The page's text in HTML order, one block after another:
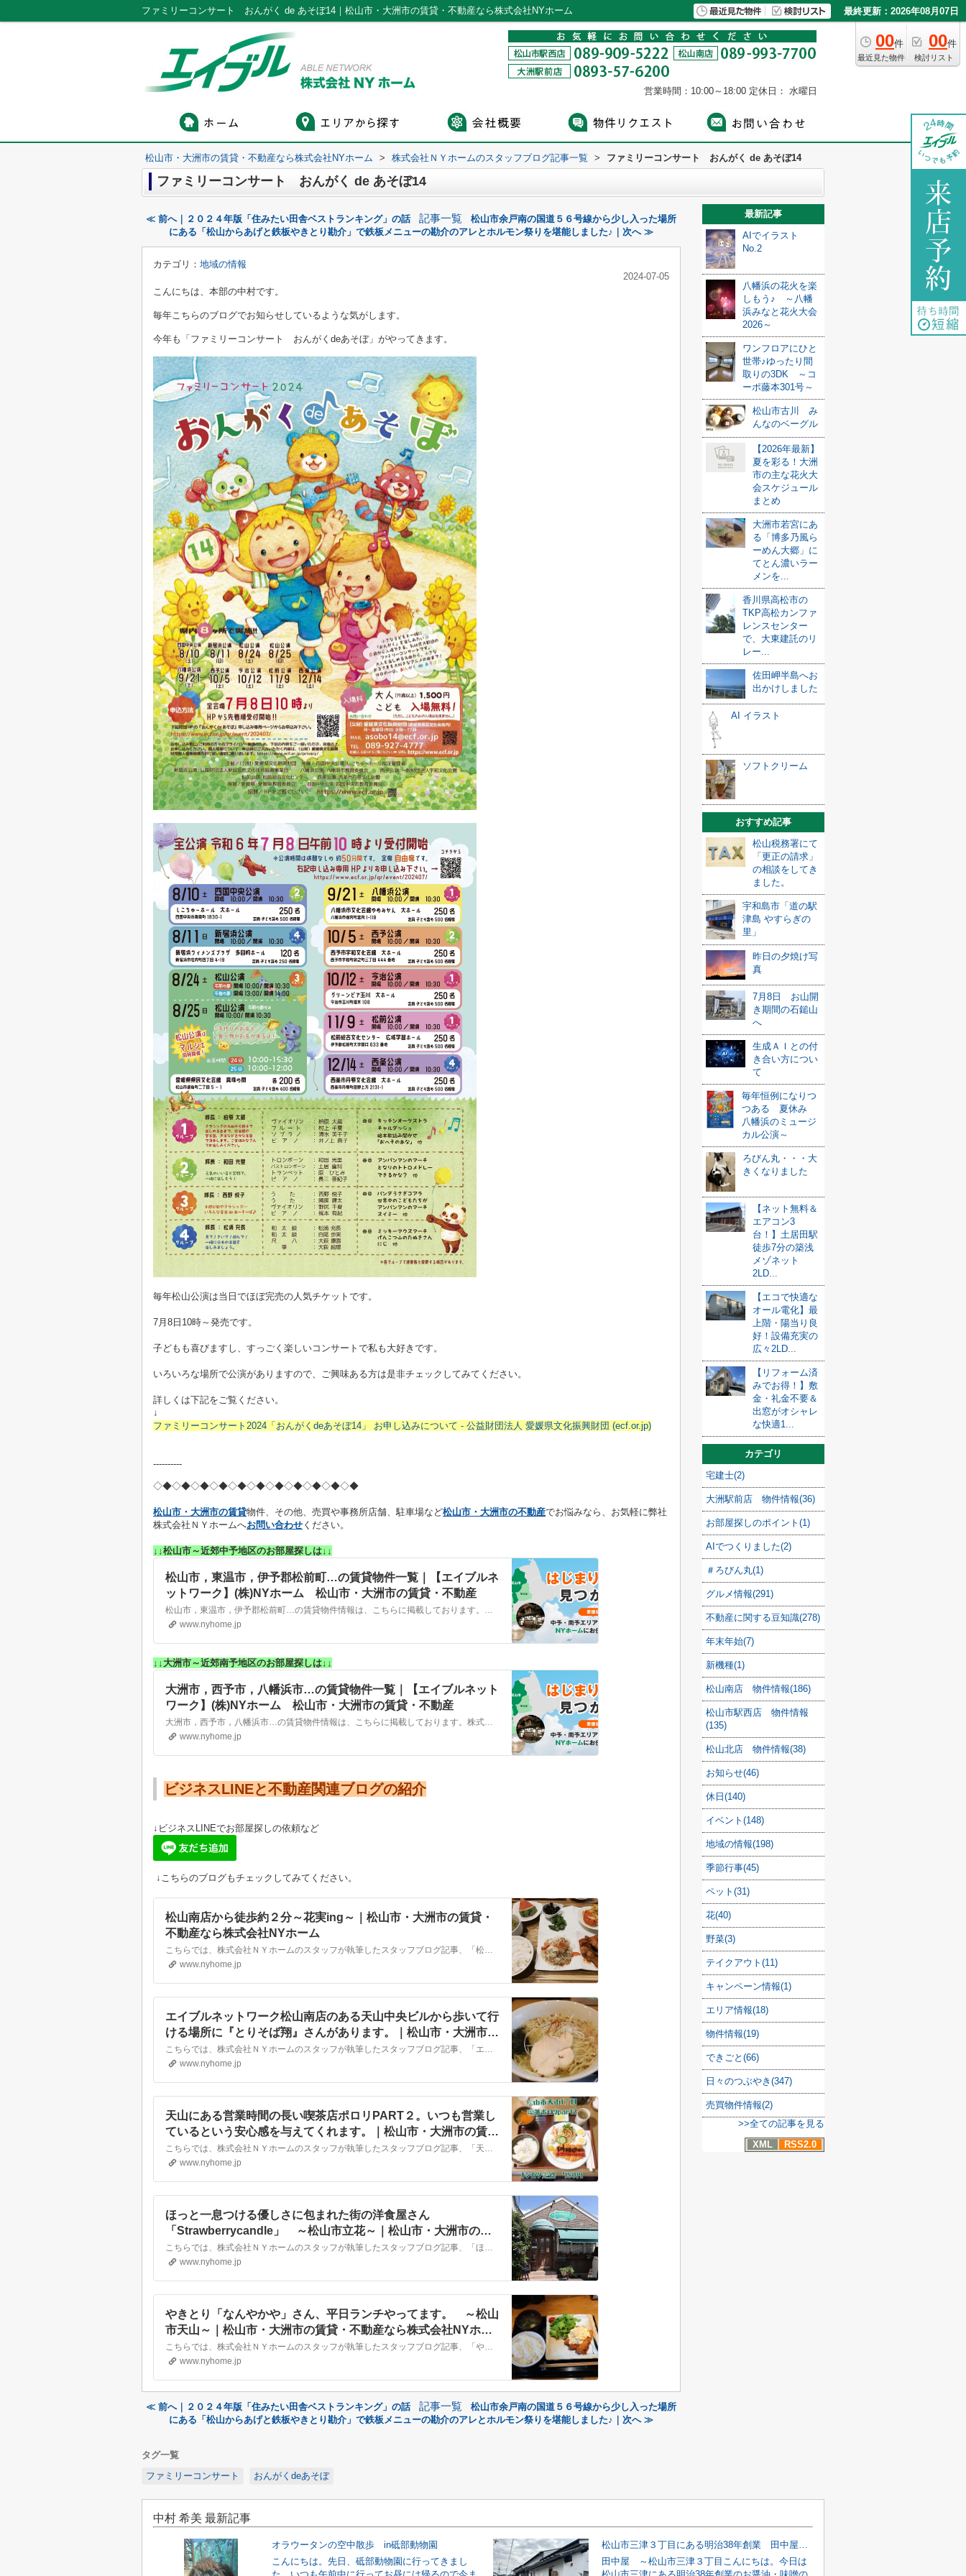
ファミリーコンサート おんがく de あそぼ14｜松山市・大洲市の賃貸・不動産なら株式会社NYホーム 最終更新：2026年08月07日
00件
最近見た物件
00件
検討リスト
営業時間：10:00～18:00 定休日： 水曜日
松山市・大洲市の賃貸・不動産なら株式会社NYホーム > 株式会社ＮＹホームのスタッフブログ記事一覧 > ファミリーコンサート おんがく de あそぼ14
ファミリーコンサート おんがく de あそぼ14
≪ 前へ｜２０２４年版「住みたい田舎ベストランキング」の話 記事一覧
松山市余戸南の国道５６号線から少し入った場所
にある「松山からあげと鉄板やきとり勘介」で鉄板メニューの勘介のアレとホルモン祭りを堪能しました♪｜次へ ≫
カテゴリ： 地域の情報
2024-07-05
こんにちは、本部の中村です。
毎年こちらのブログでお知らせしているような気がします。
今年も「ファミリーコンサート おんがくdeあそぼ」がやってきます。
毎年松山公演は当日でほぼ完売の人気チケットです。
7月8日10時～発売です。
子どもも喜びますし、すっごく楽しいコンサートで私も大好きです。
いろいろな場所で公演がありますので、ご興味ある方は是非チェックしてみてください。
詳しくは下記をご覧ください。
↓
ファミリーコンサート2024「おんがくdeあそぼ14」 お申し込みについて - 公益財団法人 愛媛県文化振興財団 (ecf.or.jp)
----------
◇◆◇◆◇◆◇◆◇◆◇◆◇◆◇◆◇◆◇◆◇◆
松山市・大洲市の賃貸物件、その他、売買や事務所店舗、駐車場など松山市・大洲市の不動産でお悩みなら、お気軽に弊社
株式会社ＮＹホームへお問い合わせ ください。
↓↓松山市～近郊中予地区のお部屋探しは↓↓
松山市，東温市，伊予郡松前町…の賃貸物件一覧｜【エイブルネ
ットワーク】(株)NYホーム 松山市・大洲市の賃貸・不動産
www.nyhome.jp
↓↓大洲市～近郊南予地区のお部屋探しは↓↓
大洲市，西予市，八幡浜市…の賃貸物件一覧｜【エイブルネット
ワーク】(株)NYホーム 松山市・大洲市の賃貸・不動産
www.nyhome.jp
ビジネスLINEと不動産関連ブログの紹介
↓ビジネスLINEでお部屋探しの依頼など
↓こちらのブログもチェックしてみてください。
松山南店から徒歩約２分～花実ing～｜松山市・大洲市の賃貸・
不動産なら株式会社NYホーム
www.nyhome.jp
エイブルネットワーク松山南店のある天山中央ビルから歩いて行
ける場所に『とりそば翔』さんがあります。｜松山市・大洲市の
賃貸・不動産なら株式会社NYホーム
www.nyhome.jp
天山にある営業時間の長い喫茶店ポロリPART２。いつも営業し
ているという安心感を与えてくれます。｜松山市・大洲市の賃
貸・不動産なら株式会社NYホーム
www.nyhome.jp
ほっと一息つける優しさに包まれた街の洋食屋さん
「Strawberrycandle」 ～松山市立花～｜松山市・大洲市の賃
貸・不動産なら株式会社NYホーム
www.nyhome.jp
やきとり「なんやかや」さん、平日ランチやってます。 ～松山
市天山～｜松山市・大洲市の賃貸・不動産なら株式会社NYホー
ム
www.nyhome.jp
≪ 前へ｜２０２４年版「住みたい田舎ベストランキング」の話 記事一覧
松山市余戸南の国道５６号線から少し入った場所
にある「松山からあげと鉄板やきとり勘介」で鉄板メニューの勘介のアレとホルモン祭りを堪能しました♪｜次へ ≫
タグ一覧
ファミリーコンサート
おんがくdeあそぼ
最新記事
AIでイラスト
No.2
八幡浜の花火を楽
しもう♪ ～八幡
浜みなと花火大会
2026～
ワンフロアにひと
世帯♪ゆったり間
取りの3DK ～コ
ーポ藤本301号～
松山市古川 み
んなのベーグル
【2026年最新】
夏を彩る！大洲
市の主な花火大
会スケジュール
まとめ
大洲市若宮にあ
る「博多乃風ら
ーめん大郷」に
てとん濃いラー
メンを...
香川県高松市の
TKP高松カンファ
レンスセンター
で、大東建託のリ
レー...
佐田岬半島へお
出かけしました
AI イラスト
ソフトクリーム
おすすめ記事
松山税務署にて
「更正の請求」
の相談をしてき
ました。
宇和島市「道の駅
津島 やすらぎの
里」
昨日の夕焼け写
真
7月8日 お山開
き期間の石鎚山
へ
生成ＡＩとの付
き合い方につい
て
毎年恒例になりつ
つある 夏休み
八幡浜のミュージ
カル公演～
ろびん丸・・・大
きくなりました
【ネット無料＆
エアコン3
台！】土居田駅
徒歩7分の築浅
メゾネット
2LD...
【エコで快適な
オール電化】最
上階・陽当り良
好！設備充実の
広々2LD...
【リフォーム済
みでお得！】敷
金・礼金不要＆
出窓がオシャレ
な快適1...
カテゴリ
宅建士(2)
大洲駅前店 物件情報(36)
お部屋探しのポイント(1)
AIでつくりました(2)
＃ろびん丸(1)
グルメ情報(291)
不動産に関する豆知識(278)
年末年始(7)
新機種(1)
松山南店 物件情報(186)
松山市駅西店 物件情報
(135)
松山北店 物件情報(38)
お知らせ(46)
休日(140)
イベント(148)
地域の情報(198)
季節行事(45)
ペット(31)
花(40)
野菜(3)
テイクアウト(11)
キャンペーン情報(1)
エリア情報(18)
物件情報(19)
できごと(66)
日々のつぶやき(347)
売買物件情報(2)
>>全ての記事を見る
XML
RSS2.0
中村 希美 最新記事
オラウータンの空中散歩 in砥部動物園
こんにちは。先日、砥部動物園に行ってきまし
た。いつも午前中に行ってお昼には帰るので今ま
田中屋 ～松山市三津３丁目こんにちは。今日は
松山市三津にある明治38年創業のお醤油・味噌の